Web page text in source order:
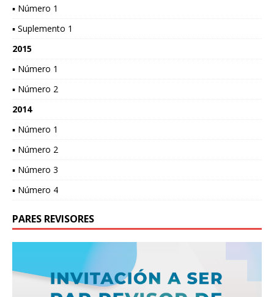
▪ Número 1
▪ Suplemento 1
2015
▪ Número 1
▪ Número 2
2014
▪ Número 1
▪ Número 2
▪ Número 3
▪ Número 4
PARES REVISORES